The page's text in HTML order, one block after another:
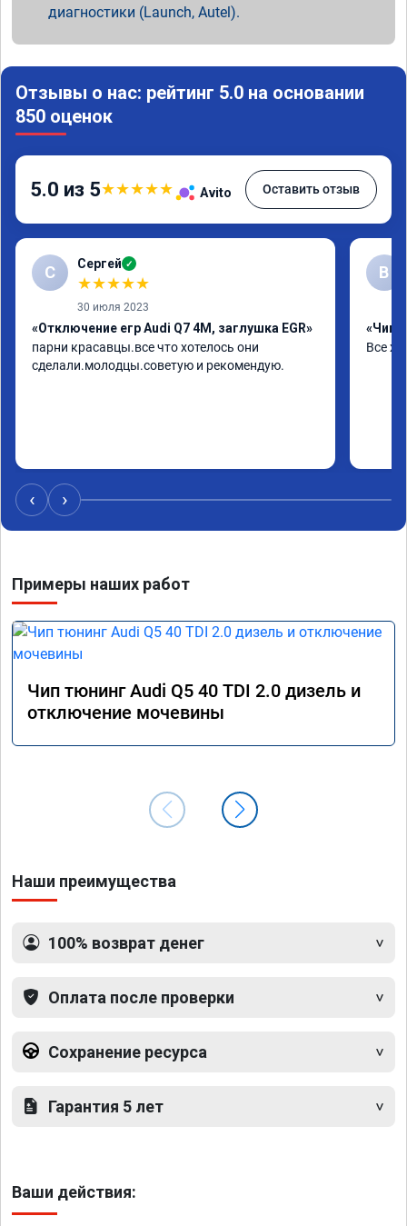
диагностики (Launch, Autel).
Отзывы о нас: рейтинг 5.0 на основании
850 оценок
5.0 из 5★★★★★ Avito Оставить отзыв
С Сергей ✓
★★★★★
30 июля 2023
«Отключение егр Audi Q7 4M, заглушка EGR»
парни красавцы.все что хотелось они
сделали.молодцы.советую и рекомендую.
В
«Чип
Все
‹ ›
Примеры наших работ
Чип тюнинг Audi Q5 40 TDI 2.0 дизель и
отключение мочевины
Наши преимущества
100% возврат денег
Оплата после проверки
Сохранение ресурса
Гарантия 5 лет
Ваши действия: